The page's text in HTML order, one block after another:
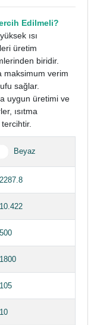
Edilmeli?
ısı
üretim
biridir.
maksimum verim
sağlar.
uygun üretimi ve
ısıtma
Beyaz
2287.8
10.422
500
1800
105
10